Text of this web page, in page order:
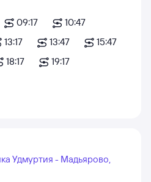
09:17
10:47
13:17 13:47
15:47
18:17
19:17
Удмуртия - Мадьярово,